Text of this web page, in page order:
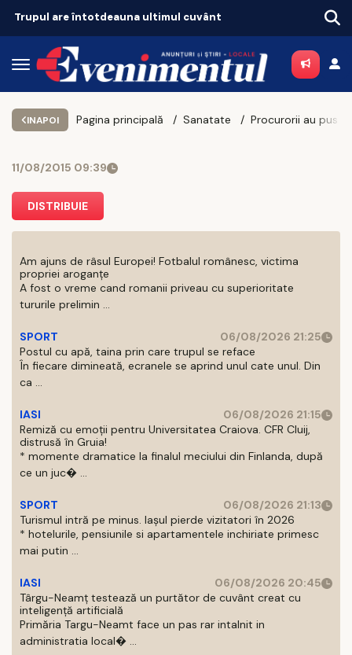
Trupul are întotdeauna ultimul cuvânt
INAPOI Pagina principală Sanatate
11/08/2015 09:39
DISTRIBUIE
Am ajuns de râsul Europei! Fotbalul românesc, victima
propriei aroganțe
A fost o vreme cand romanii priveau cu superioritate
tururile prelimin ...
SPORT
06/08/2026 21:25
Postul cu apă, taina prin care trupul se reface
În fiecare dimineată, ecranele se aprind unul cate unul. Din
ca ...
IASI
06/08/2026 21:15
Remiză cu emoții pentru Universitatea Craiova. CFR Cluij,
distrusă în Gruia!
* momente dramatice la finalul meciului din Finlanda, după
ce un juc� ...
SPORT
06/08/2026 21:13
Turismul intră pe minus. Iașul pierde vizitatori în 2026
* hotelurile, pensiunile si apartamentele inchiriate primesc
mai putin ...
IASI
06/08/2026 20:45
Târgu-Neamț testează un purtător de cuvânt creat cu
inteligență artificială
Primăria Targu-Neamt face un pas rar intalnit in
administratia local� ...